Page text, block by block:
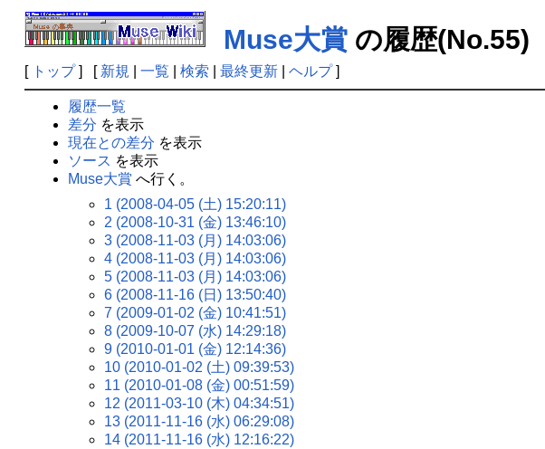
Muse大賞の履歴(No.55)
[ トップ] [ 新規 一覧 検索 最終更新| ヘルプ]
履歴一覧
差分 を表示
現在との差分 を表示
ソース を表示
Muse大賞 へ行く。
1 (2008-04-05 (土) 15:20:11)
2 (2008-10-31 (金) 13:46:10)
3 (2008-11-03 (月) 14:03:06)
4 (2008-11-03 (月) 14:03:06)
5 (2008-11-03 (月) 14:03:06)
6 (2008-11-16 (日) 13:50:40)
7 (2009-01-02 (金) 10:41:51)
8 (2009-10-07 (水) 14:29:18)
9 (2010-01-01 (金) 12:14:36)
10 (2010-01-02 (土) 09:39:53)
11 (2010-01-08 (金) 00:51:59)
12 (2011-03-10 (木) 04:34:51)
13 (2011-11-16 (水) 06:29:08)
14 (2011-11-16 (水) 12:16:22)